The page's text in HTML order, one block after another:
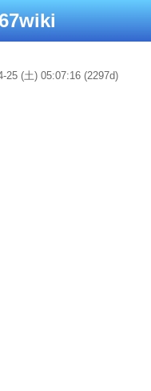
25 (土) 05:07:16 (2297d)